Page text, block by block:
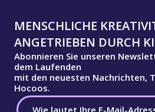
MENSCHLICHE
ANGETRIEBEN DURCH
Abonnieren Sie unseren
dem Laufenden
mit den neuesten Nachrichten,
Hocoos.